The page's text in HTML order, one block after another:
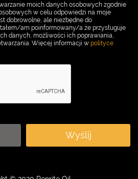
moich danych osobowych zgodnie
w celu odpowiedzi na moje
dobrowolne, ale niezbędne do
am poinformowany/a że przysługuje
danych, możliwości ich poprawiania,
Więcej informacji w polityce
Wyślij